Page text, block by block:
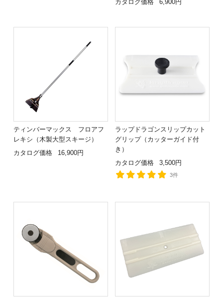
カタログ価格
6,900円
ティンバーマックス フロアフ
レキシ（木製大型スキージ）
カタログ価格
16,900円
ラップドラゴンスリップカット
グリップ（カッターガイド付
き）
カタログ価格
3,500円
3件